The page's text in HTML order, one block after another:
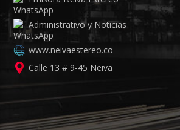
Administrativo y Noticias
www.neivaestereo.co
Calle 13 # 9-45 Neiva